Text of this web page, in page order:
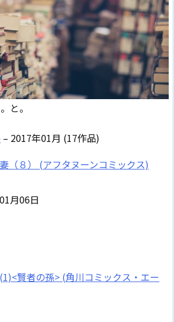
と。
– 2017年01月 (17作品)
（８） (アフタヌーンコミックス)
月06日
賢者の孫> (角川コミックス・エー